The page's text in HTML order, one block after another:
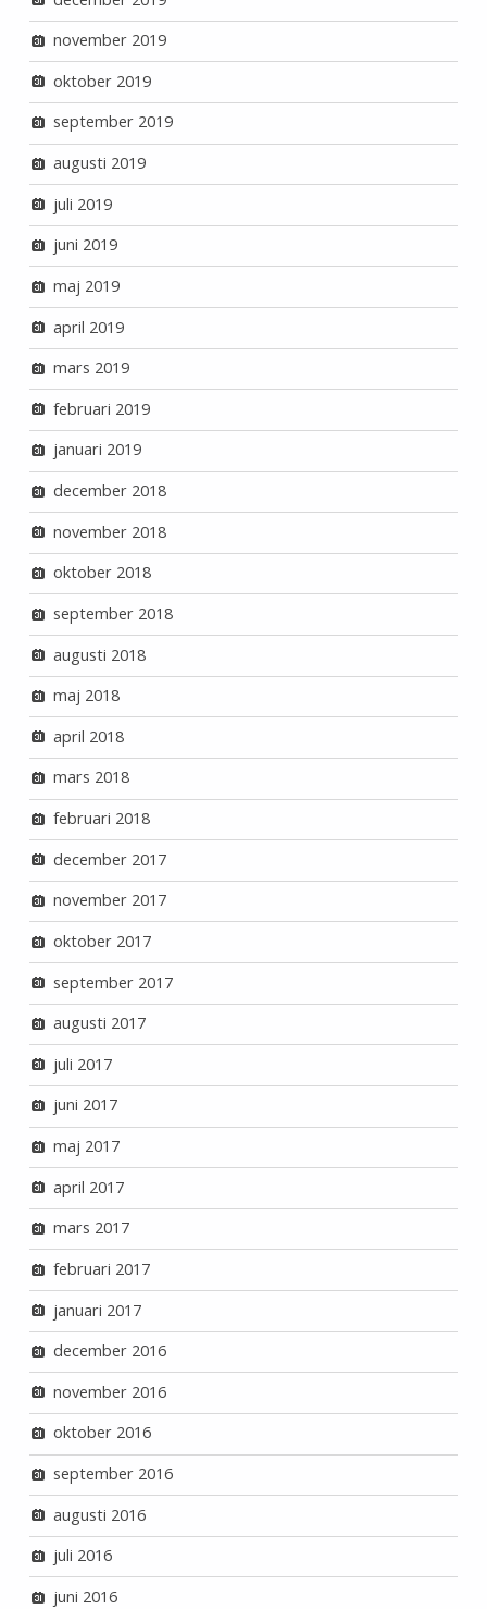
november 2019
oktober 2019
september 2019
augusti 2019
juli 2019
juni 2019
maj 2019
april 2019
mars 2019
februari 2019
januari 2019
december 2018
november 2018
oktober 2018
september 2018
augusti 2018
maj 2018
april 2018
mars 2018
februari 2018
december 2017
november 2017
oktober 2017
september 2017
augusti 2017
juli 2017
juni 2017
maj 2017
april 2017
mars 2017
februari 2017
januari 2017
december 2016
november 2016
oktober 2016
september 2016
augusti 2016
juli 2016
juni 2016